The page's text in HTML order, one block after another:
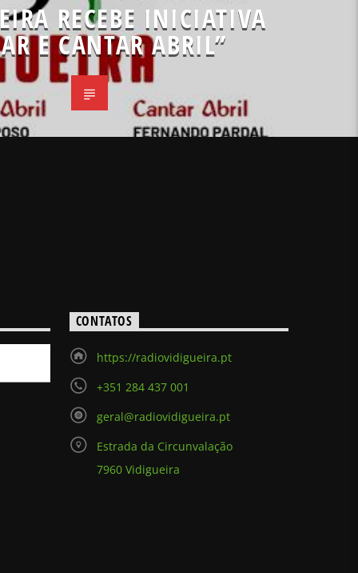
RECEBE INICIATIVA
E CANTAR ABRIL”
CONTATOS
https://radiovidigueira.pt
+351 284 437 001
geral@radiovidigueira.pt
Estrada da Circunvalação
7960 Vidigueira